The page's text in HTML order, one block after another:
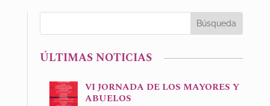
ÚLTIMAS NOTICIAS
VI JORNADA DE LOS MAYORES Y
ABUELOS